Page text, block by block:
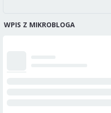
WPIS Z MIKROBLOGA